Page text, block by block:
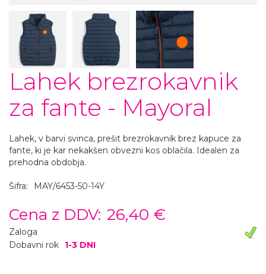
Lahek brezrokavnik
za fante - Mayoral
Lahek, v barvi svinca, prešit brezrokavnik brez kapuce za
fante, ki je kar nekakšen obvezni kos oblačila. Idealen za
prehodna obdobja.
Šifra: MAY/6453-50-14Y
Cena z DDV: 26,40 €
Zaloga
Dobavni rok
1-3 DNI